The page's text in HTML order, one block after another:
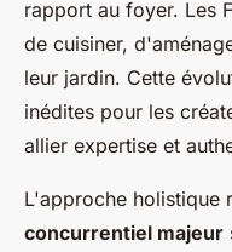
rapport au foyer. Les
de cuisiner,
leur jardin. Cette
inédites pour les
allier expertise et
L'approche holistique
concurrentiel majeur